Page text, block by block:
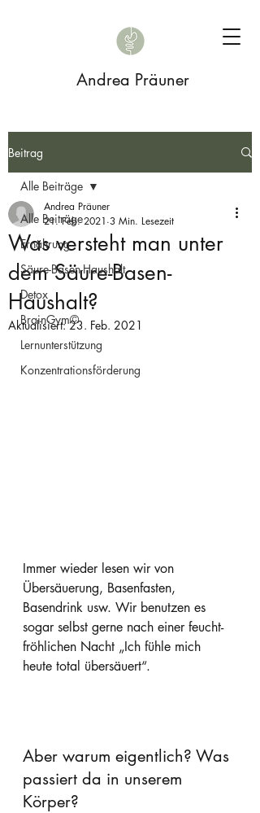
Andrea Präuner
Beitrag
Alle Beiträge
Ernährung
Säure-Basen-Haushalt
Detox
BrainGym©
Lernunterstützung
Konzentrationsförderung
Alle Beiträge
Was versteht man unter
dem Säure-Basen-
Haushalt?
Andrea Präuner
21. Feb. 2021 3 Min. Lesezeit
Aktualisiert:23. Feb. 2021
Immer wieder lesen wir von
Übersäuerung, Basenfasten,
Basendrink usw. Wir benutzen es
sogar selbst gerne nach einer feucht-
fröhlichen Nacht „Ich fühle mich
heute total übersäuert“.
Aber warum eigentlich? Was
passiert da in unserem
Körper?